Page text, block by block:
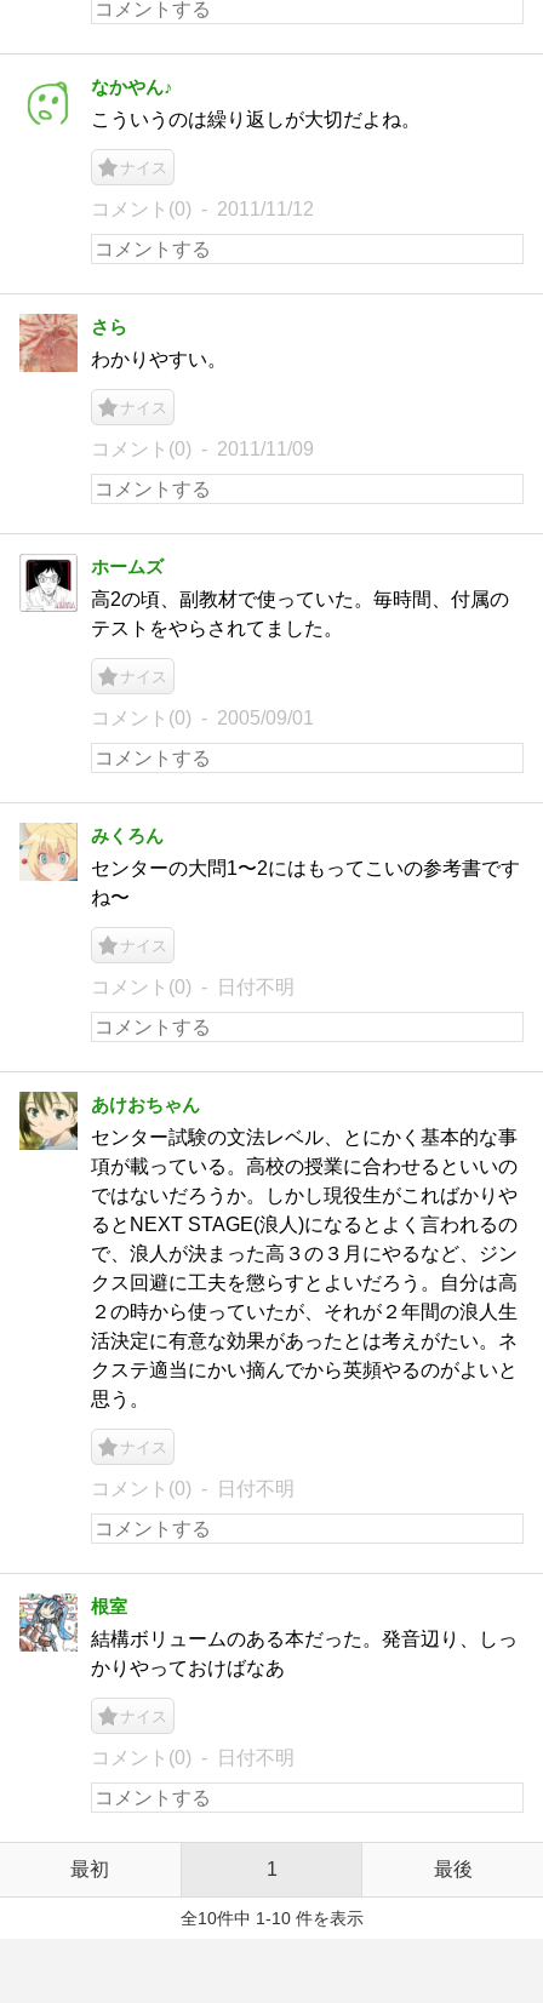
なかやん♪
こういうのは繰り返しが大切だよね。
ナイス
コメント(0) 2011/11/12
さら
わかりやすい。
ナイス
コメント(0) 2011/11/09
ホームズ
高2の頃、副教材で使っていた。毎時間、付属の
テストをやらされてました。
ナイス
コメント(0) 2005/09/01
みくろん
センターの大問1〜2にはもってこいの参考書です
ね〜
ナイス
コメント(0) 日付不明
あけおちゃん
センター試験の文法レベル、とにかく基本的な事
項が載っている。高校の授業に合わせるといいの
ではないだろうか。しかし現役生がこればかりや
るとNEXT STAGE(浪人)になるとよく言われるの
で、浪人が決まった高３の３月にやるなど、ジン
クス回避に工夫を懲らすとよいだろう。自分は高
２の時から使っていたが、それが２年間の浪人生
活決定に有意な効果があったとは考えがたい。ネ
クステ適当にかい摘んでから英頻やるのがよいと
思う。
ナイス
コメント(0) 日付不明
根室
結構ボリュームのある本だった。発音辺り、しっ
かりやっておけばなあ
ナイス
コメント(0) 日付不明
最初 1 最後
全10件中 1-10 件を表示